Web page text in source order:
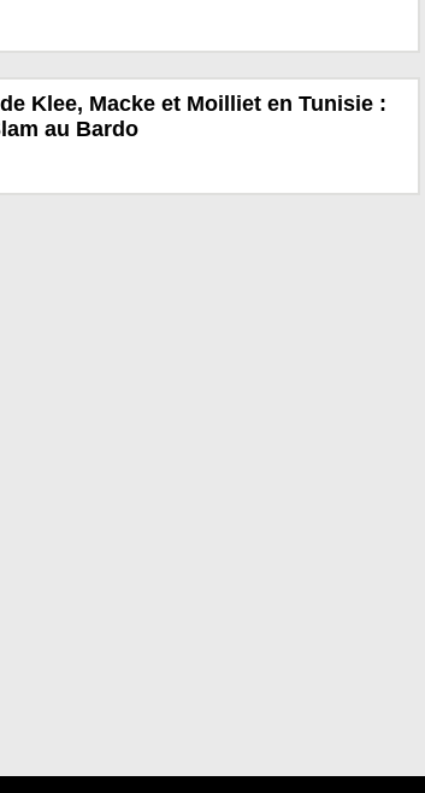
Klee, Macke et Moilliet en Tunisie :
au Bardo